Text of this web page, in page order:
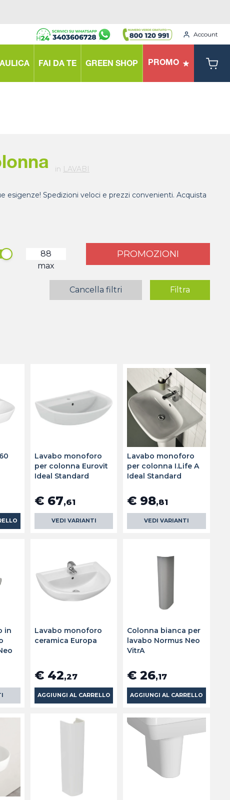
Account
FAI DA TE GREEN SHOP PROMO
in LAVABI
esigenze! Spedizioni veloci e prezzi convenienti. Acquista
max
PROMOZIONI
Cancella filtri Filtra
Lavabo monoforo
per colonna Eurovit
Ideal Standard
€ 67,61
VEDI VARIANTI
Lavabo monoforo
per colonna I.Life A
Ideal Standard
€ 98,81
VEDI VARIANTI
in
Lavabo monoforo
ceramica Europa
€ 42,27
AGGIUNGI AL CARRELLO
Colonna bianca per
lavabo Normus Neo
VitrA
€ 26,17
AGGIUNGI AL CARRELLO